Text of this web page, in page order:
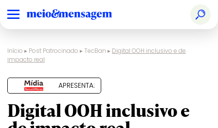
Início ▸ Post Patrocinado ▸ TecBan ▸ Digital OOH inclusivo e de
impacto real
APRESENTA:
Digital OOH inclusivo e